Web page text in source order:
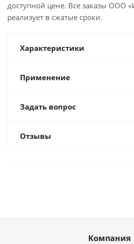
доступной цене. Все заказы ООО
реализует в сжатые сроки.
Характеристики
Применение
Задать вопрос
Отзывы
Компания